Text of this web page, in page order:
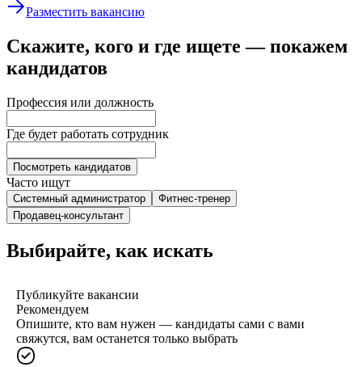
Разместить вакансию
Скажите, кого и где ищете — покажем
кандидатов
Профессия или должность
Где будет работать сотрудник
Посмотреть кандидатов
Часто ищут
Системный администратор
Фитнес-тренер
Продавец-консультант
Выбирайте, как искать
Публикуйте вакансии
Рекомендуем
Опишите, кто вам нужен — кандидаты сами с вами
свяжутся, вам останется только выбрать